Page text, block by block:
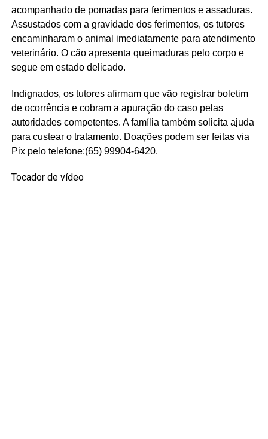
acompanhado de pomadas para ferimentos e assaduras.
Assustados com a gravidade dos ferimentos, os tutores
encaminharam o animal imediatamente para atendimento
veterinário. O cão apresenta queimaduras pelo corpo e
segue em estado delicado.
Indignados, os tutores afirmam que vão registrar boletim
de ocorrência e cobram a apuração do caso pelas
autoridades competentes. A família também solicita ajuda
para custear o tratamento. Doações podem ser feitas via
Pix pelo telefone:(65) 99904-6420.
Tocador de vídeo